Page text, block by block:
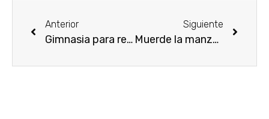
Anterior
Gimnasia para rejuvenecer el rostro
Siguiente
Muerde la manzana de Lolita Lempicka